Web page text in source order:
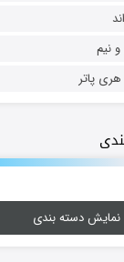
نیم
پاتر
نمایش دسته بندی